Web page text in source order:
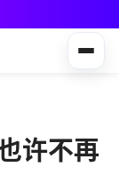
许不再